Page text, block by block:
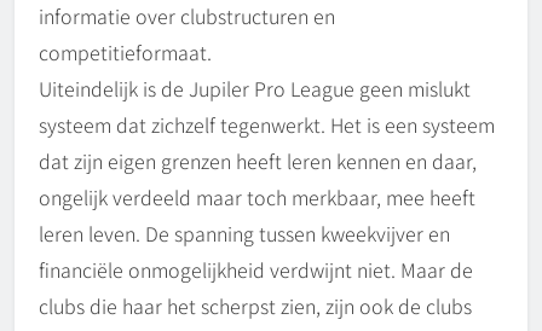
informatie over clubstructuren en
competitieformaat.
Uiteindelijk is de Jupiler Pro League geen mislukt
systeem dat zichzelf tegenwerkt. Het is een systeem
dat zijn eigen grenzen heeft leren kennen en daar,
ongelijk verdeeld maar toch merkbaar, mee heeft
leren leven. De spanning tussen kweekvijver en
financiële onmogelijkheid verdwijnt niet. Maar de
clubs die haar het scherpst zien, zijn ook de clubs